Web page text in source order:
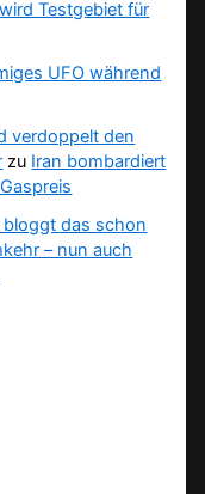
Testgebiet für
UFO während
verdoppelt den
zu Iran bombardiert
bloggt das schon
– nun auch